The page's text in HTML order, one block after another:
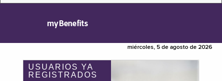
myBenefits
miércoles, 5 de agosto de 2026
USUARIOS YA
REGISTRADOS